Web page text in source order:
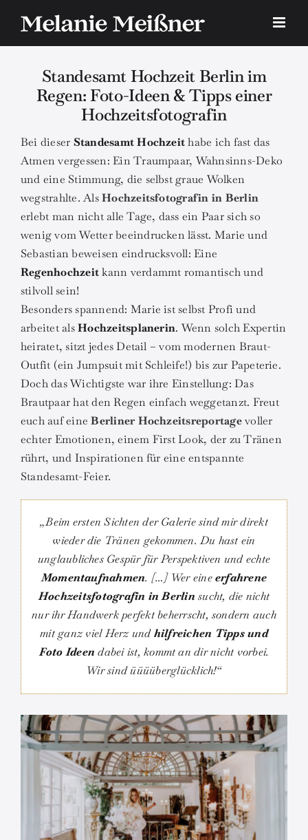
content
Standesamt Hochzeit Berlin im
Regen: Foto-Ideen & Tipps einer
Hochzeitsfotografin
Bei dieser Standesamt Hochzeithabe ich fast das
Atmen vergessen: Ein Traumpaar, Wahnsinns-Deko
und eine Stimmung, die selbst graue Wolken
wegstrahlte. AlsHochzeitsfotografin in Berlin
erlebt man nicht alle Tage, dass ein Paar sich so
wenig vom Wetter beeindrucken lässt. Marie und
Sebastian beweisen eindrucksvoll: Eine
Regenhochzeitkann verdammt romantisch und
stilvoll sein!
Besonders spannend: Marie ist selbst Profi und
arbeitet alsHochzeitsplanerin. Wenn solch Expertin
heiratet, sitzt jedes Detail – vom modernen Braut-
Outfit (ein Jumpsuit mit Schleife!) bis zur Papeterie.
Doch das Wichtigste war ihre Einstellung: Das
Brautpaar hat den Regen einfach weggetanzt. Freut
euch auf eineBerliner Hochzeitsreportagevoller
echter Emotionen, einem First Look, der zu Tränen
rührt, und Inspirationen für eine entspannte
Standesamt-Feier.
„Beim ersten Sichten der Galerie sind mir direkt
wieder die Tränen gekommen. Du hast ein
unglaubliches Gespür für Perspektiven und echte
Momentaufnahmen. […] Wer eineerfahrene
Hochzeitsfotografin in Berlin sucht, die nicht
nur ihr Handwerk perfekt beherrscht, sondern auch
mit ganz viel Herz undhilfreichen Tipps und
Foto Ideen dabei ist, kommt an dir nicht vorbei.
Wir sind üüüüberglücklich!“